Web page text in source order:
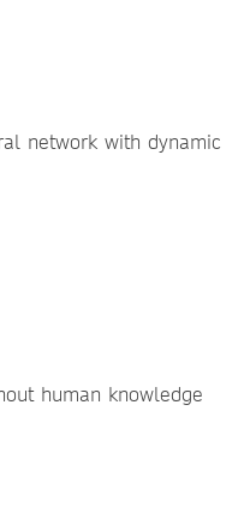
network with dynamic
human knowledge